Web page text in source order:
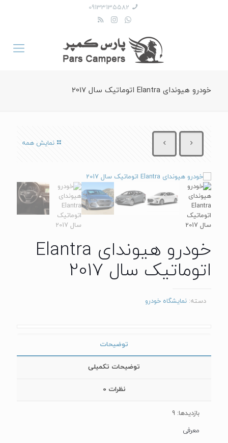
09133135582
خودرو هیوندای Elantra اتوماتیک سال 2017
نمایش همه
خودرو هیوندای Elantra
اتوماتیک سال 2017
دسته: نمایشگاه خودرو
توضیحات
توضیحات تکمیلی
نظرات 0
بازدیدها: 9
معرفی